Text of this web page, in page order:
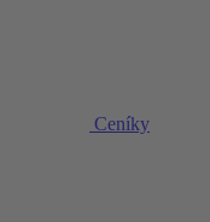
Ceníky